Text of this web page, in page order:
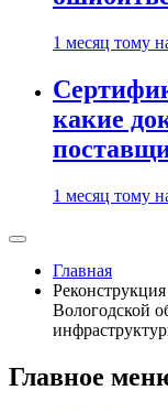
1 месяц тому
какие
1 месяц тому
Главная
Вологодской
Главное